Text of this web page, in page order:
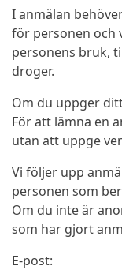
I anmälan
för personen och
personens bruk,
droger.
Om du uppger
För att lämna en
utan att uppge
Vi följer upp
personen som
Om du inte är
som har gjort
E-post: